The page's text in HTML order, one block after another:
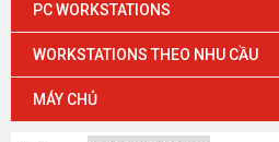
PC WORKSTATIONS
WORKSTATIONS THEO NHU CẦU
MÁY CHỦ